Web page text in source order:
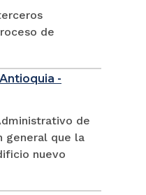
de
-
de
general que la
nuevo